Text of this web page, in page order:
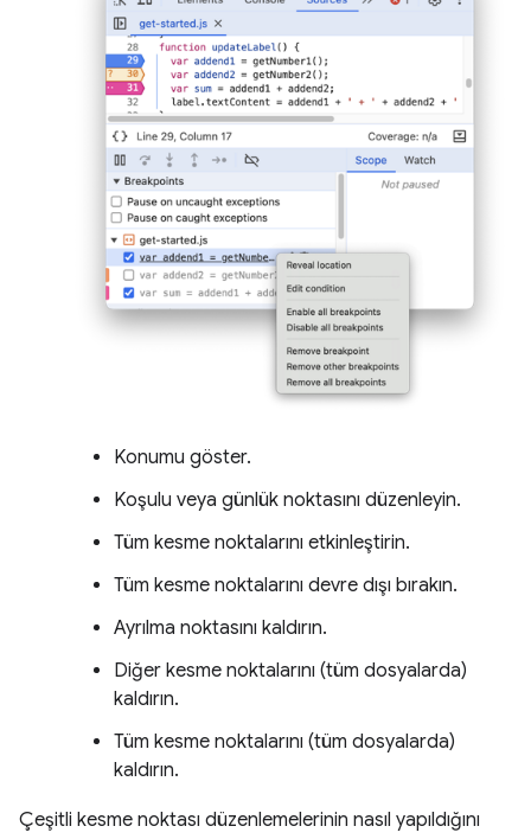
Konumu göster.
Koşulu veya günlük noktasını düzenleyin.
Tüm kesme noktalarını etkinleştirin.
Tüm kesme noktalarını devre dışı bırakın.
Ayrılma noktasını kaldırın.
Diğer kesme noktalarını (tüm dosyalarda)
kaldırın.
Tüm kesme noktalarını (tüm dosyalarda)
kaldırın.
Çeşitli kesme noktası düzenlemelerinin nasıl yapıldığını